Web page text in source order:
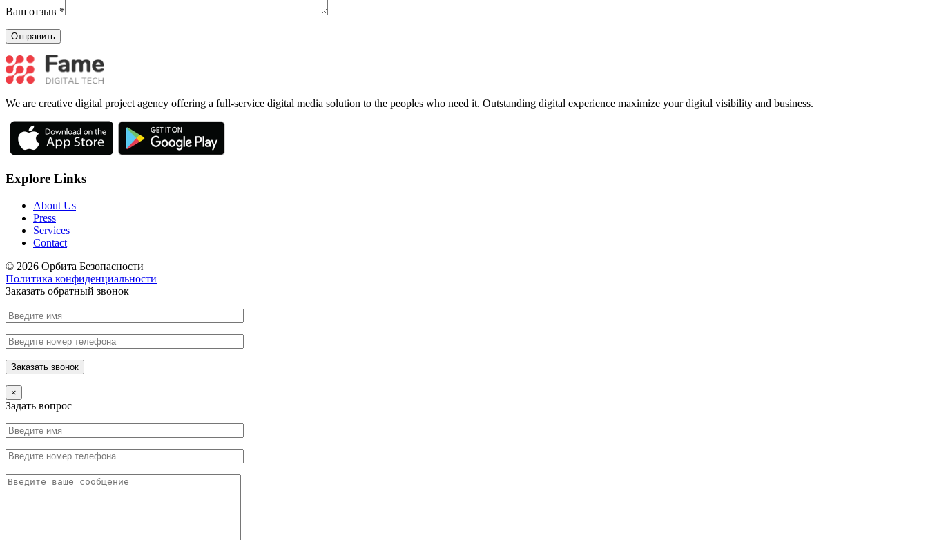
Ваш отзыв *
We are creative digital project agency offering a full-service digital media solution to the peoples who need it. Outstanding digital experience maximize your digital visibility and business.
Explore Links
About Us
Press
Services
Contact
© 2026 Орбита Безопасности
Политика конфиденциальности
Заказать обратный звонок
×
Задать вопрос